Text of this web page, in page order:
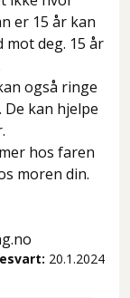
er 15 år kan
deg. 15 år
også ringe
. De kan hjelpe
hos faren
moren din.
20.1.2024